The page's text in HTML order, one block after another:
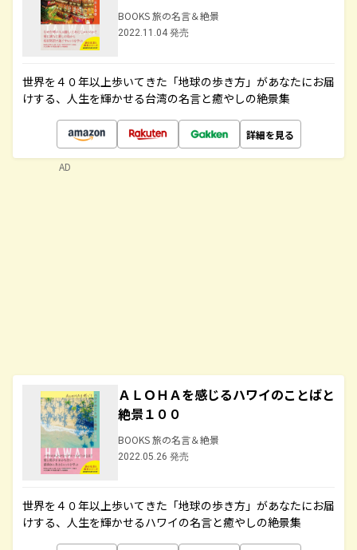
BOOKS 旅の名言＆絶景
2022.11.04 発売
世界を４０年以上歩いてきた「地球の歩き方」があなたにお届
けする、人生を輝かせる台湾の名言と癒やしの絶景集
詳細を見る
ＡＬＯＨＡを感じるハワイのことばと
絶景１００
BOOKS 旅の名言＆絶景
2022.05.26 発売
世界を４０年以上歩いてきた「地球の歩き方」があなたにお届
けする、人生を輝かせるハワイの名言と癒やしの絶景集
AD